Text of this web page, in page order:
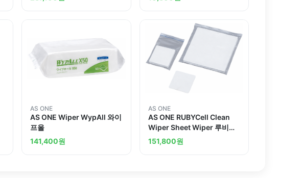
AS ONE
AS ONE Wiper WypAll 와이
프올
141,400원
AS ONE
AS ONE RUBYCell Clean
Wiper Sheet Wiper 루비셀
클린 시트와이퍼
151,800원